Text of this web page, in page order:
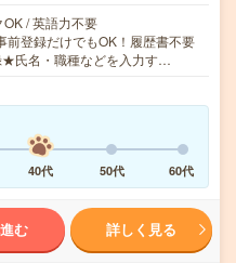
/ 英語力不要
登録だけでもOK！履歴書不要
★氏名・職種などを入力す…
40代 50代 60代
む 詳しく見る